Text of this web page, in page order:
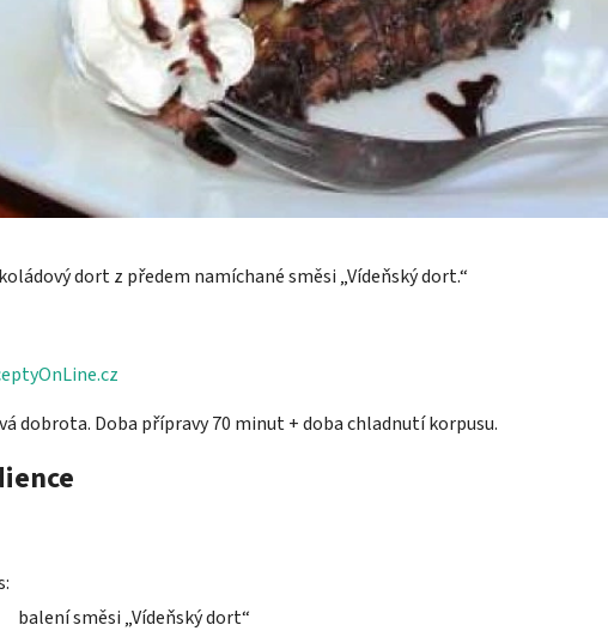
dort z předem namíchané směsi „Vídeňský dort.“
dobrota. Doba přípravy 70 minut + doba chladnutí korpusu.
balení směsi „Vídeňský dort“